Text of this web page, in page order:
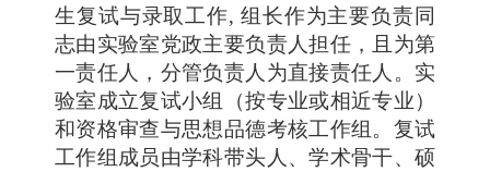
生复试与录取工作, 组长作为主要负责同
志由实验室党政主要负责人担任，且为第
一责任人，分管负责人为直接责任人。实
验室成立复试小组（按专业或相近专业）
和资格审查与思想品德考核工作组。复试
工作组成员由学科带头人、学术骨干、硕